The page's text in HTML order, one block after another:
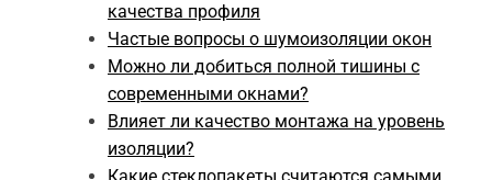
качества профиля
Частые вопросы о шумоизоляции окон
Можно ли добиться полной тишины с
современными окнами?
Влияет ли качество монтажа на уровень
изоляции?